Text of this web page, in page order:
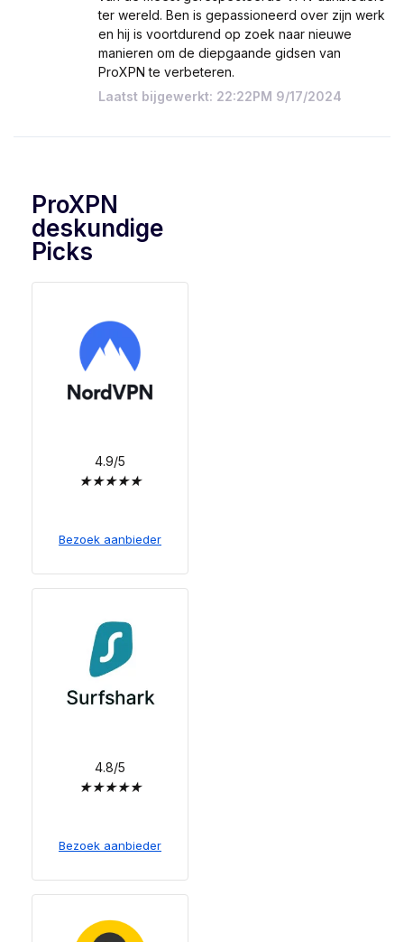
ter wereld. Ben is gepassioneerd over zijn werk
en hij is voortdurend op zoek naar nieuwe
manieren om de diepgaande gidsen van
ProXPN te verbeteren.
Laatst bijgewerkt: 22:22PM 9/17/2024
ProXPN
deskundige
Picks
4.9/5
★★★★★
Bezoek aanbieder
4.8/5
★★★★★
Bezoek aanbieder